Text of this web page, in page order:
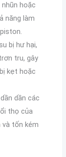
nhũn hoặc
năng làm
bị hư hại,
tru, gây
kẹt hoặc
dần các
thọ của
và tốn kém